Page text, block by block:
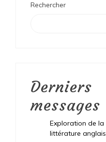
Rechercher
Derniers
messages
Exploration de la
littérature